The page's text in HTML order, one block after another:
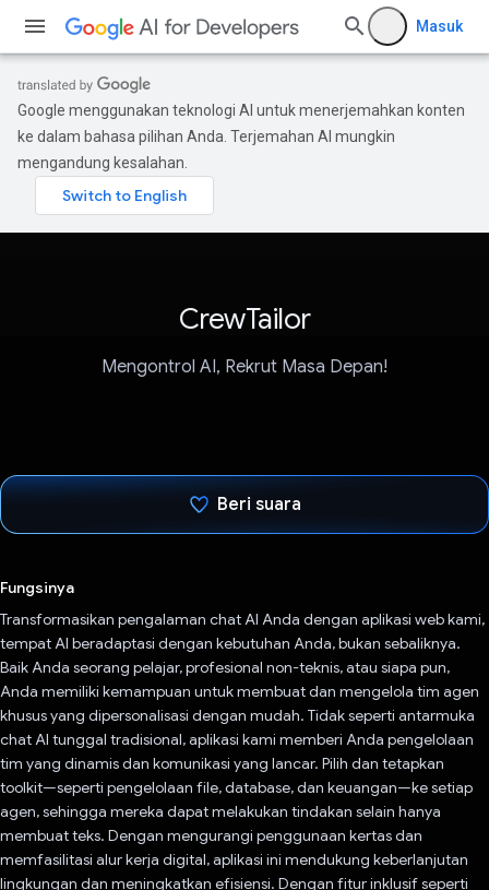
Masuk
Google menggunakan teknologi AI untuk menerjemahkan konten
ke dalam bahasa pilihan Anda. Terjemahan AI mungkin
mengandung kesalahan.
CrewTailor
Mengontrol AI, Rekrut Masa Depan!
Beri suara
Fungsinya
Transformasikan pengalaman chat AI Anda dengan aplikasi web kami,
tempat AI beradaptasi dengan kebutuhan Anda, bukan sebaliknya.
Baik Anda seorang pelajar, profesional non-teknis, atau siapa pun,
Anda memiliki kemampuan untuk membuat dan mengelola tim agen
khusus yang dipersonalisasi dengan mudah. Tidak seperti antarmuka
chat AI tunggal tradisional, aplikasi kami memberi Anda pengelolaan
tim yang dinamis dan komunikasi yang lancar. Pilih dan tetapkan
toolkit—seperti pengelolaan file, database, dan keuangan—ke setiap
agen, sehingga mereka dapat melakukan tindakan selain hanya
membuat teks. Dengan mengurangi penggunaan kertas dan
memfasilitasi alur kerja digital, aplikasi ini mendukung keberlanjutan
lingkungan dan meningkatkan efisiensi. Dengan fitur inklusif seperti